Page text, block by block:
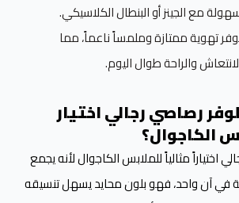
مع الجينز أو البنطال الكلاسيكي.
تهوية ممتازة وملمساً ناعماً، مما
والراحة طوال اليوم.
رصاصي رجالي اختيار
الكاجوال؟
اختياراً مثالياً للملابس الكاجوال لأنه يجمع
في آن واحد، فهو بلون محايد يسهل تنسيقه